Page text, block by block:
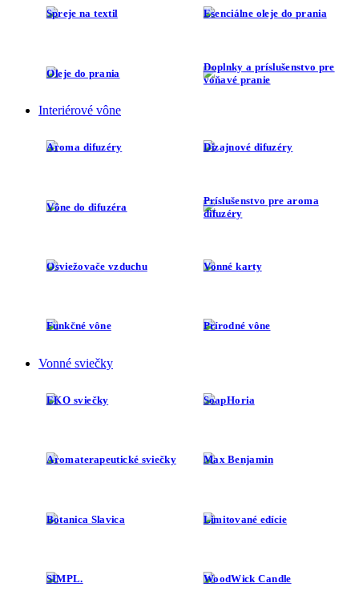
Spreje na textil Esenciálne oleje do prania
Oleje do prania
Doplnky a príslušenstvo pre
voňavé pranie
Interiérové vône
Aroma difuzéry Dizajnové difuzéry
Vône do difuzéra
Príslušenstvo pre aroma
difuzéry
Osviežovače vzduchu Vonné karty
Funkčné vône Prírodné vône
Vonné sviečky
EKO sviečky SoapHoria
Aromaterapeutické sviečky Max Benjamin
Botanica Slavica Limitované edície
SIMPL. WoodWick Candle